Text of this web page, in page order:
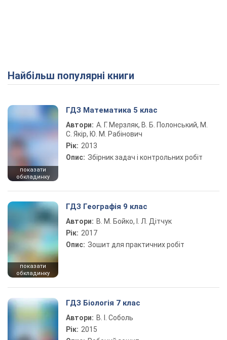
Найбільш популярні книги
показати
обкладинку
ГДЗ Математика 5 клас
Автори: А. Г. Мерзляк, В. Б. Полонський, М.
С. Якір, Ю. М. Рабінович
Рік: 2013
Опис: Збірник задач і контрольних робіт
показати
обкладинку
ГДЗ Географія 9 клас
Автори: В. М. Бойко, І. Л. Дітчук
Рік: 2017
Опис: Зошит для практичних робіт
ГДЗ Біологія 7 клас
Автори: В. І. Соболь
Рік: 2015